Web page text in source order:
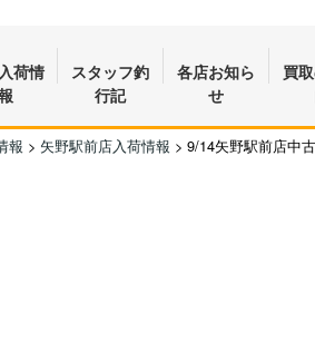
荷情
スタッフ釣
行記
各店お知ら
せ
買
報 > 矢野駅前店入荷情報 > 9/14矢野駅前店中